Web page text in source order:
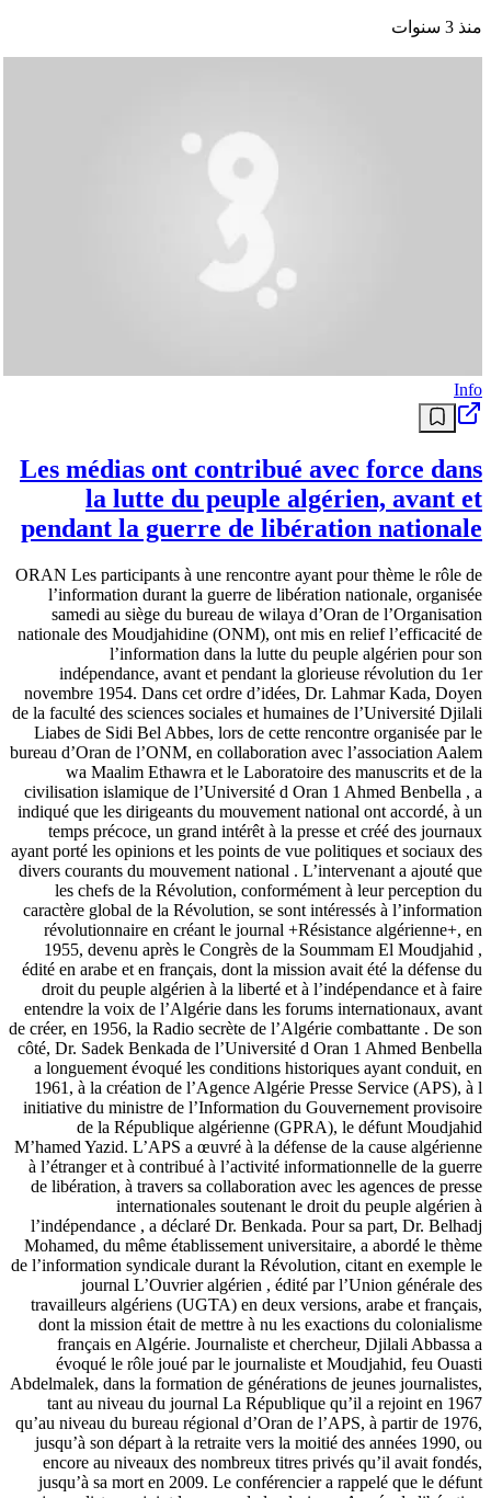
منذ 3 سنوات
Info
Les médias ont contribué avec force dans
la lutte du peuple algérien, avant et
pendant la guerre de libération nationale
ORAN Les participants à une rencontre ayant pour thème le rôle de
l’information durant la guerre de libération nationale, organisée
samedi au siège du bureau de wilaya d’Oran de l’Organisation
nationale des Moudjahidine (ONM), ont mis en relief l’efficacité de
l’information dans la lutte du peuple algérien pour son
indépendance, avant et pendant la glorieuse révolution du 1er
novembre 1954. Dans cet ordre d’idées, Dr. Lahmar Kada, Doyen
de la faculté des sciences sociales et humaines de l’Université Djilali
Liabes de Sidi Bel Abbes, lors de cette rencontre organisée par le
bureau d’Oran de l’ONM, en collaboration avec l’association Aalem
wa Maalim Ethawra et le Laboratoire des manuscrits et de la
civilisation islamique de l’Université d Oran 1 Ahmed Benbella , a
indiqué que les dirigeants du mouvement national ont accordé, à un
temps précoce, un grand intérêt à la presse et créé des journaux
ayant porté les opinions et les points de vue politiques et sociaux des
divers courants du mouvement national . L’intervenant a ajouté que
les chefs de la Révolution, conformément à leur perception du
caractère global de la Révolution, se sont intéressés à l’information
révolutionnaire en créant le journal +Résistance algérienne+, en
1955, devenu après le Congrès de la Soummam El Moudjahid ,
édité en arabe et en français, dont la mission avait été la défense du
droit du peuple algérien à la liberté et à l’indépendance et à faire
entendre la voix de l’Algérie dans les forums internationaux, avant
de créer, en 1956, la Radio secrète de l’Algérie combattante . De son
côté, Dr. Sadek Benkada de l’Université d Oran 1 Ahmed Benbella
a longuement évoqué les conditions historiques ayant conduit, en
1961, à la création de l’Agence Algérie Presse Service (APS), à l
initiative du ministre de l’Information du Gouvernement provisoire
de la République algérienne (GPRA), le défunt Moudjahid
M’hamed Yazid. L’APS a œuvré à la défense de la cause algérienne
à l’étranger et à contribué à l’activité informationnelle de la guerre
de libération, à travers sa collaboration avec les agences de presse
internationales soutenant le droit du peuple algérien à
l’indépendance , a déclaré Dr. Benkada. Pour sa part, Dr. Belhadj
Mohamed, du même établissement universitaire, a abordé le thème
de l’information syndicale durant la Révolution, citant en exemple le
journal L’Ouvrier algérien , édité par l’Union générale des
travailleurs algériens (UGTA) en deux versions, arabe et français,
dont la mission était de mettre à nu les exactions du colonialisme
français en Algérie. Journaliste et chercheur, Djilali Abbassa a
évoqué le rôle joué par le journaliste et Moudjahid, feu Ouasti
Abdelmalek, dans la formation de générations de jeunes journalistes,
tant au niveau du journal La République qu’il a rejoint en 1967
qu’au niveau du bureau régional d’Oran de l’APS, à partir de 1976,
jusqu’à son départ à la retraite vers la moitié des années 1990, ou
encore au niveaux des nombreux titres privés qu’il avait fondés,
jusqu’à sa mort en 2009. Le conférencier a rappelé que le défunt